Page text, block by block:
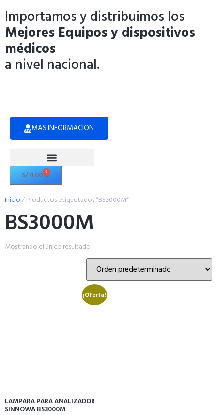
Importamos y distribuimos los
Mejores Equipos y dispositivos
médicos
a nivel nacional.
MAS INFORMACION
S/0.00 0
Inicio/ Productos etiquetados “BS3000M”
BS3000M
Mostrando el único resultado
¡Oferta!
LAMPARA PARA ANALIZADOR
SINNOWA BS3000M